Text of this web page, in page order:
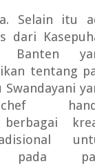
Selain itu
dari
Banten
tentang
berbagai
pada